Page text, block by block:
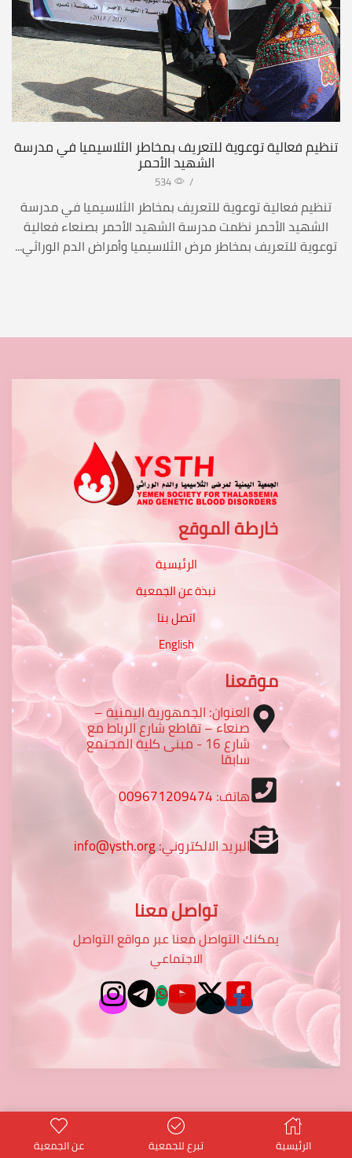
تنظيم فعالية توعوية للتعريف بمخاطر الثلاسيميا في مدرسة
الشهيد الأحمر
/
534
تنظيم فعالية توعوية للتعريف بمخاطر الثلاسيميا في مدرسة
الشهيد الأحمر نظمت مدرسة الشهيد الأحمر بصنعاء فعالية
توعوية للتعريف بمخاطر مرض الثلاسيميا وأمراض الدم الوراثي...
خارطة الموقع
الرئيسية
نبذة عن الجمعية
اتصل بنا
English
موقعنا
العنوان: الجمهورية اليمنية –
صنعاء – تقاطع شارع الرباط مع
شارع 16 - مبنى كلية المجتمع
سابقا
هاتف:009671209474
البريد الالكتروني:info@ysth.org
تواصل معنا
يمكنك التواصل معنا عبر مواقع التواصل
الاجتماعي
potentialtop - Power PT Co. الرئيسية تبرع للجمعية عن الجمعية